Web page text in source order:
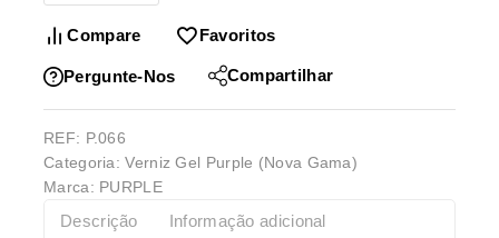
Compare Favoritos
Pergunte-Nos Compartilhar
REF: P.066
Categoria:Verniz Gel Purple (Nova Gama)
Marca: PURPLE
Descrição Informação adicional